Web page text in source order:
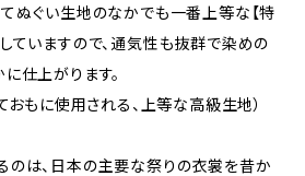
ぬぐい生地のなかでも一番上等な【特
ていますので、通気性も抜群で染めの
仕上がります。
ておもに使用される、上等な高級生地）
のは、日本の主要な祭りの衣裳を昔か